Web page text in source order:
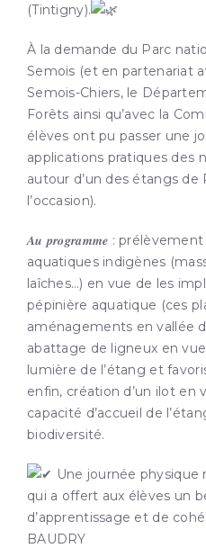
(Tintigny).
À la demande du Parc
Semois (et en partenariat
Semois-Chiers, le
Forêts ainsi qu’avec la
élèves ont pu passer une
applications pratiques des
autour d’un des étangs de
l’occasion).
𝑨𝒖 𝒑𝒓𝒐𝒈𝒓𝒂𝒎𝒎𝒆 :
aquatiques indigènes
laîches…) en vue de les
pépinière aquatique (ces
aménagements en vallée
abattage de ligneux en vue
lumière de l’étang et
enfin, création d’un ilot en
capacité d’accueil de
biodiversité.
Une journée
qui a offert aux élèves un
d’apprentissage et de
BAUDRY